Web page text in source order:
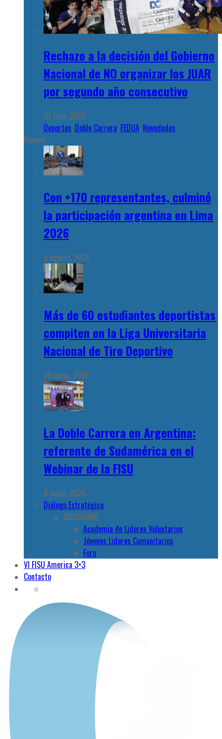
Rechazo a la decisión del Gobierno
Nacional de NO organizar los JUAR
por segundo año consecutivo
10 julio, 2025
Deportes, Doble Carrera, FEDUA, Novedades
Recent
Con +170 representantes, culminó
la participación argentina en Lima
2026
5 agosto, 2026
Más de 60 estudiantes deportistas
compiten en la Liga Universitaria
Nacional de Tiro Deportivo
29 mayo, 2026
La Doble Carrera en Argentina:
referente de Sudamérica en el
Webinar de la FISU
4 mayo, 2026
Diálogo Estratégico
EDUCACION
Academia de Lideres Voluntarios
Jóvenes Lideres Comunitarios
Foro
VI FISU America 3×3
Contacto